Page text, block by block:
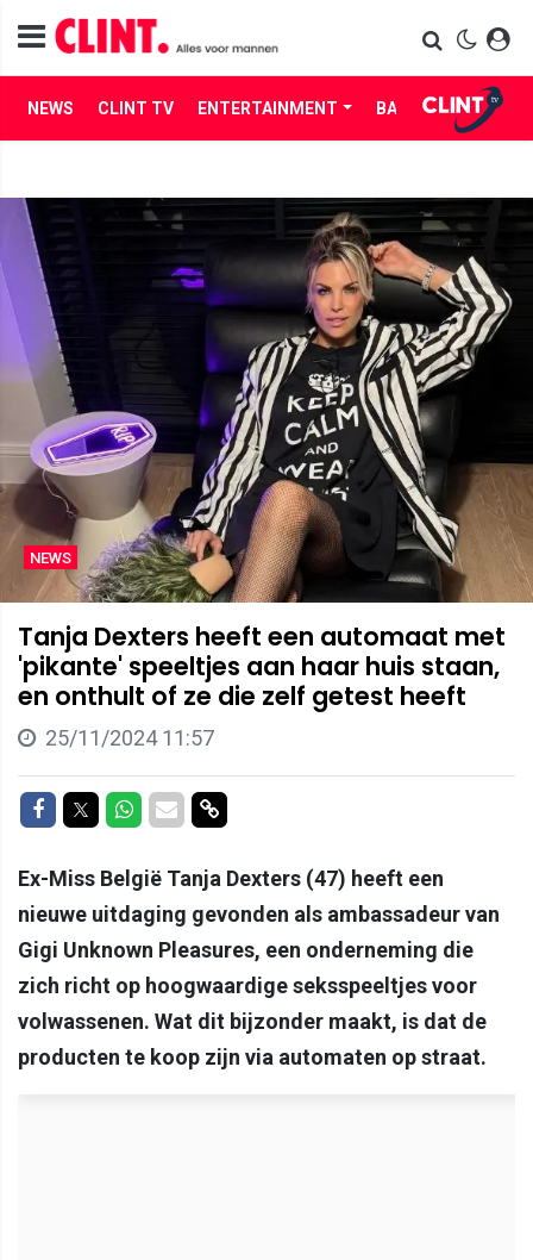
NEWS CLINT TV ENTERTAINMENT BABES LIFE
NEWS
Tanja Dexters heeft een automaat met
'pikante' speeltjes aan haar huis staan,
en onthult of ze die zelf getest heeft
25/11/2024 11:57
Delen op Facebook
Delen op Twitter
Delen op Whatsapp
Delen via Mail
Delen via link
Ex-Miss België Tanja Dexters (47) heeft een
nieuwe uitdaging gevonden als ambassadeur van
Gigi Unknown Pleasures, een onderneming die
zich richt op hoogwaardige seksspeeltjes voor
volwassenen. Wat dit bijzonder maakt, is dat de
producten te koop zijn via automaten op straat.